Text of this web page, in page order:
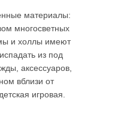
материалы:
многосветных
и холлы имеют
из под
аксессуаров,
вблизи от
игровая.